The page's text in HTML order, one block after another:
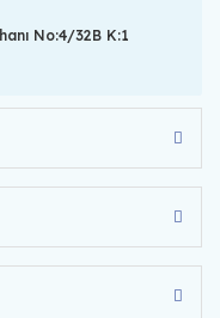
No:4/32B K:1